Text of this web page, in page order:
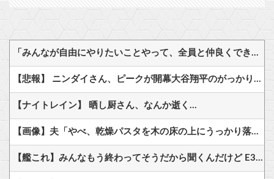
「みんなが自由にやりたいことやって、全員と仲良くできる。そんな世界を作るために、これからも頑張るよ！」オーガスト・あいミス『ヴァレリア』の深憶聖装『宿業に叛する吸血女帝』
【悲報】 ニンダイさん、ピークが開幕大谷翔平のがっかりダイレクトだったと言われてしまう
【ナイトレイン】 晒し厨さん、なんか逝く…
【画像】夫「やべ、乾燥パスタを木の床の上にうっかり落としちゃった！」 → 杉床がパスタの衝撃でマジで大変なことに！！ 「杉ってこんなに柔らかいの？」「こんなん豆腐じゃん」
【艦これ】みんなもう終わってそうだから聞くんだけど E3-2ってサブの穴が空いてないダイハツ駆逐並べて 高速＋とかしてるとアホほど時間かかる？